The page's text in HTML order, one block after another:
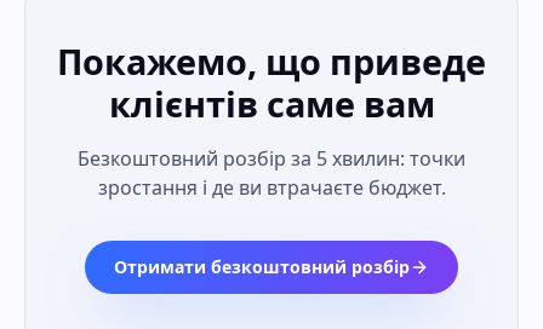
Покажемо, що приведе
клієнтів саме вам
Безкоштовний розбір за 5 хвилин: точки
зростання і де ви втрачаєте бюджет.
Отримати безкоштовний розбір